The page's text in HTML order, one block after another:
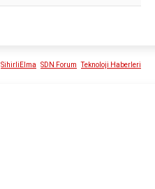
SihirliElma SDN Forum Teknoloji Haberleri